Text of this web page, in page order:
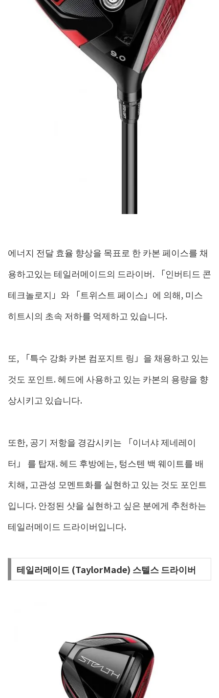
에너지 전달 효율 향상을 목표로 한 카본 페이스를 채
용하고있는 테일러메이드의 드라이버. 「인버티드 콘
테크놀로지」와 「트위스트 페이스」에 의해, 미스
히트시의 초속 저하를 억제하고 있습니다.
또, 「특수 강화 카본 컴포지트 링」을 채용하고 있는
것도 포인트. 헤드에 사용하고 있는 카본의 용량을 향
상시키고 있습니다.
또한, 공기 저항을 경감시키는 「이너샤 제네레이
터」 를 탑재. 헤드 후방에는, 텅스텐 백 웨이트를 배
치해, 고관성 모멘트화를 실현하고 있는 것도 포인트
입니다. 안정된 샷을 실현하고 싶은 분에게 추천하는
테일러메이드 드라이버입니다.
테일러메이드 (TaylorMade) 스텔스 드라이버